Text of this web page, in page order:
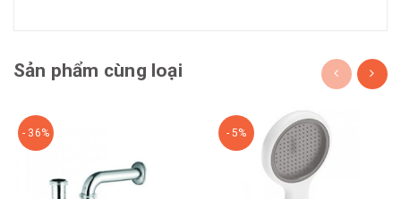
Sản phẩm cùng loại
- 36% - 5%